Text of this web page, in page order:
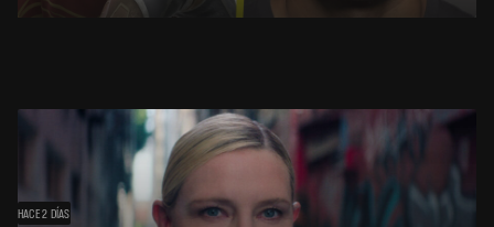
HACE 2 DÍAS